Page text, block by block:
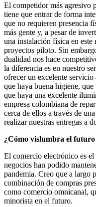
El competidor más agresivo
tiene que entrar de forma
que no requieren presencia
más gente y, a pesar de
una instalación física en
proyectos piloto. Sin
dualidad nos hace
la diferencia es en nuestro
ofrecer un excelente servicio
que haya buena higiene,
que haya una excelente
empresa colombiana de
cerca de ellos a través de
realizar nuestras entregas a
¿Cómo vislumbra el
El comercio electrónico es
negocios han podido
pandemia. Creo que a largo
combinación de compras
como comercio omnicanal,
minorista en el futuro.